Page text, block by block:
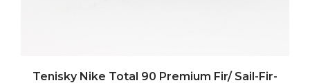
Tenisky Nike Total 90 Premium Fir/ Sail-Fir-